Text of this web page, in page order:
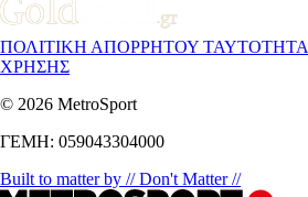
ΠΟΛΙΤΙΚΗ ΑΠΟΡΡΗΤΟΥ ΤΑΥΤΟΤΗΤΑ
ΧΡΗΣΗΣ
© 2026 MetroSport
ΓΕΜΗ: 059043304000
Built to matter by // Don't Matter //